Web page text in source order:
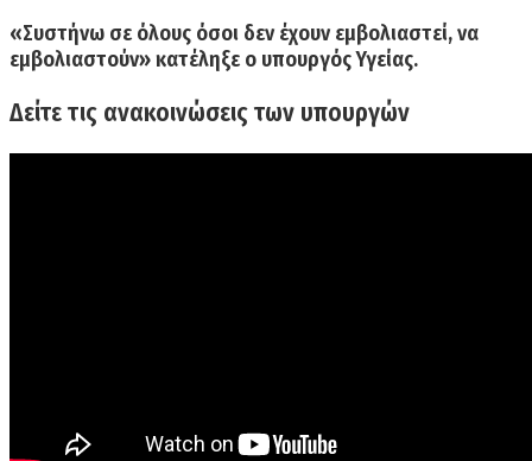
«Συστήνω σε όλους όσοι δεν έχουν εμβολιαστεί, να
εμβολιαστούν» κατέληξε ο υπουργός Υγείας.
Δείτε τις ανακοινώσεις των υπουργών